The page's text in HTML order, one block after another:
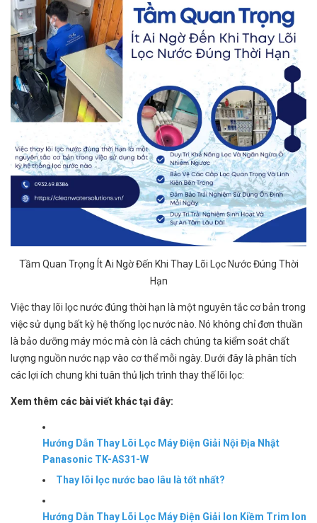
Tầm Quan Trọng Ít Ai Ngờ Đến Khi Thay Lõi Lọc Nước Đúng Thời
Hạn
Việc thay lõi lọc nước đúng thời hạn là một nguyên tắc cơ bản trong
việc sử dụng bất kỳ hệ thống lọc nước nào. Nó không chỉ đơn thuần
là bảo dưỡng máy móc mà còn là cách chúng ta kiểm soát chất
lượng nguồn nước nạp vào cơ thể mỗi ngày. Dưới đây là phân tích
các lợi ích chung khi tuân thủ lịch trình thay thế lõi lọc:
Xem thêm các bài viết khác tại đây:
Hướng Dẫn Thay Lõi Lọc Máy Điện Giải Nội Địa Nhật
Panasonic TK-AS31-W
Thay lõi lọc nước bao lâu là tốt nhất?
Hướng Dẫn Thay Lõi Lọc Máy Điện Giải Ion Kiềm Trim Ion